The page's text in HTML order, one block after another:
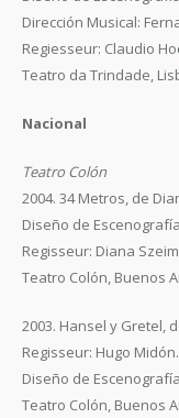
Dirección Musical:
Regiesseur: Claudio
Teatro da Trindade,
Nacional
Teatro Colón
2004. 34 Metros, de
Diseño de
Regisseur: Diana
Teatro Colón, Buenos
2003. Hansel y Gretel,
Regisseur: Hugo Midón.
Diseño de
Teatro Colón, Buenos